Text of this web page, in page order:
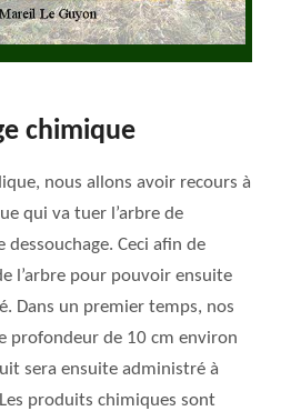
chimique
nous allons avoir recours à
qui va tuer l’arbre de
dessouchage. Ceci afin de
l’arbre pour pouvoir ensuite
Dans un premier temps, nos
profondeur de 10 cm environ
sera ensuite administré à
produits chimiques sont